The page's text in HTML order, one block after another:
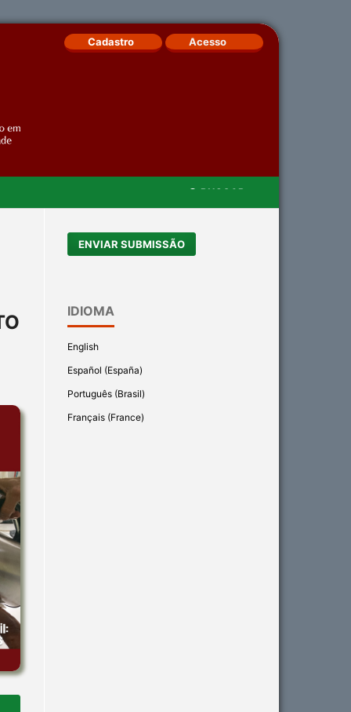
BUSCAR
Cadastro Acesso
ENVIAR SUBMISSÃO
IDIOMA
English
Español (España)
Português (Brasil)
Français (France)